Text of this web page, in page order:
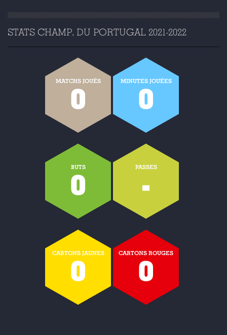
STATS CHAMP. DU PORTUGAL 2021-2022
MATCHS JOUÉS
0
MINUTES JOUÉES
0
BUTS
0
PASSES
-
CARTONS JAUNES
0
CARTONS ROUGES
0